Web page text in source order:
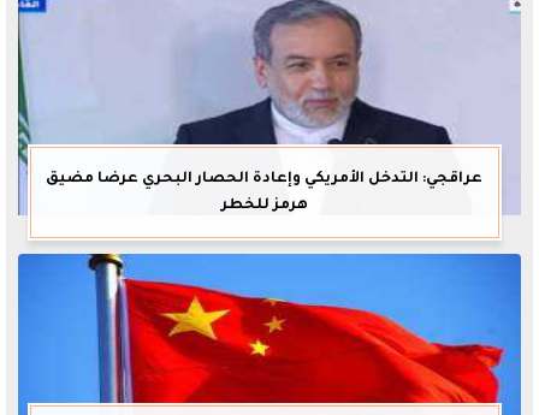
عراقجي: التدخل الأمريكي وإعادة الحصار البحري عرضا مضيق
هرمز للخطر